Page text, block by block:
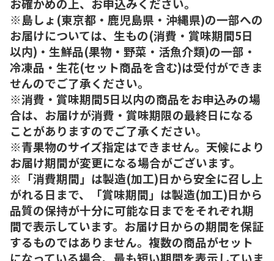
お確かめの上、お申込みください。
※島しょ(東京都・鹿児島県・沖縄県)の一部への
お届けについては、生もの(消費・賞味期間5日
以内)・生鮮品(果物・野菜・活魚介類)の一部・
冷凍品・生花(セット商品を含む)は受付ができま
せんのでご了承ください。
※消費・賞味期間5日以内の商品をお申込みの場
合は、お届けが消費・賞味期限の最終日になる
ことがありますのでご了承ください。
※青果物のサイズ指定はできません。天候により
お届け期間が変更になる場合がございます。
※「消費期間」は製造(加工)日から安全に召し上
がれる日まで、「賞味期間」は製造(加工)日から
品質の保持が十分に可能な日までをそれぞれ期
間で表示しています。お届け日からの期間を保証
するものではありません。複数の商品がセット
になっている場合、最も短い期間を表示していま